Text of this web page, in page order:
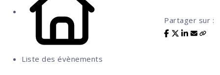
Liste des évènements
Partager sur :